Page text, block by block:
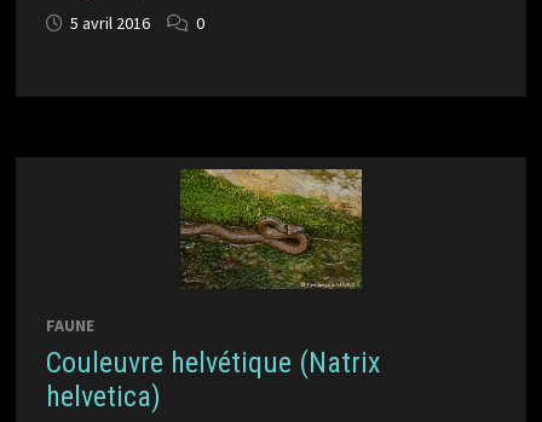
5 avril 2016 0
FAUNE
Couleuvre helvétique (Natrix
helvetica)